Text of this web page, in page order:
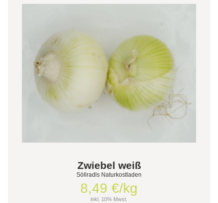
Zwiebel weiß
Söllradls Naturkostladen
8,49 €/kg
inkl. 10% Mwst.